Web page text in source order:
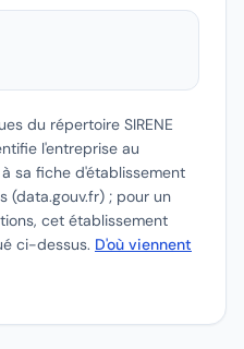
du répertoire SIRENE
l'entreprise au
sa fiche d'établissement
(data.gouv.fr) ; pour un
cet établissement
ci-dessus. D'où viennent